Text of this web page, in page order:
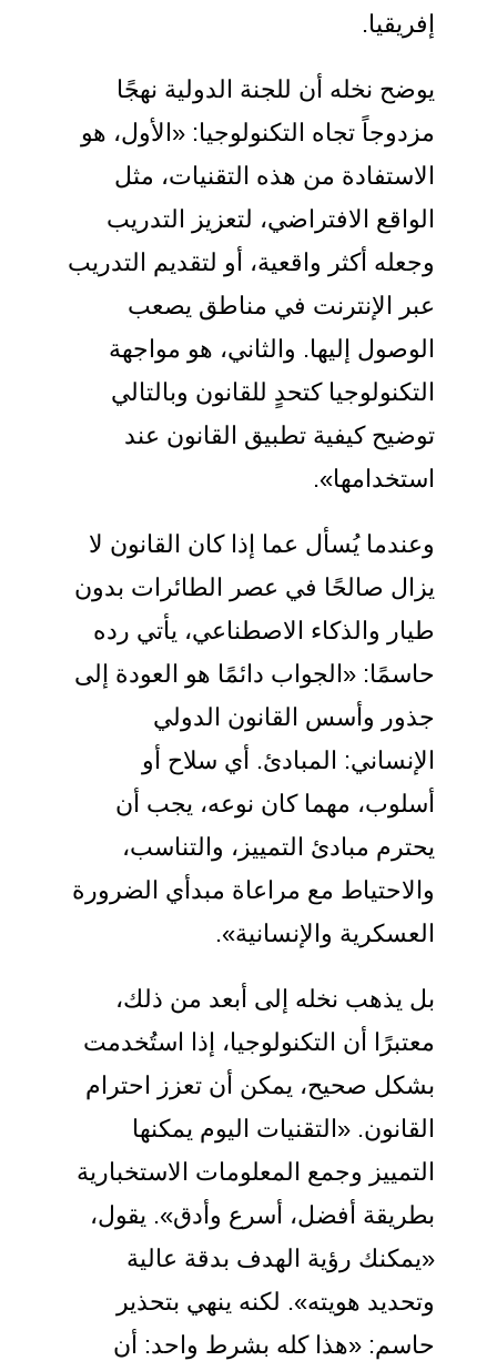
إفريقيا.
يوضح نخله أن للجنة الدولية نهجًا
مزدوجاً تجاه التكنولوجيا: «الأول، هو
الاستفادة من هذه التقنيات، مثل
الواقع الافتراضي، لتعزيز التدريب
وجعله أكثر واقعية، أو لتقديم التدريب
عبر الإنترنت في مناطق يصعب
الوصول إليها. والثاني، هو مواجهة
التكنولوجيا كتحدٍ للقانون وبالتالي
توضيح كيفية تطبيق القانون عند
استخدامها».
وعندما يُسأل عما إذا كان القانون لا
يزال صالحًا في عصر الطائرات بدون
طيار والذكاء الاصطناعي، يأتي رده
حاسمًا: «الجواب دائمًا هو العودة إلى
جذور وأسس القانون الدولي
الإنساني: المبادئ. أي سلاح أو
أسلوب، مهما كان نوعه، يجب أن
يحترم مبادئ التمييز، والتناسب،
والاحتياط مع مراعاة مبدأي الضرورة
العسكرية والإنسانية».
بل يذهب نخله إلى أبعد من ذلك،
معتبرًا أن التكنولوجيا، إذا استُخدمت
بشكل صحيح، يمكن أن تعزز احترام
القانون. «التقنيات اليوم يمكنها
التمييز وجمع المعلومات الاستخبارية
بطريقة أفضل، أسرع وأدق». يقول،
«يمكنك رؤية الهدف بدقة عالية
وتحديد هويته». لكنه ينهي بتحذير
حاسم: «هذا كله بشرط واحد: أن